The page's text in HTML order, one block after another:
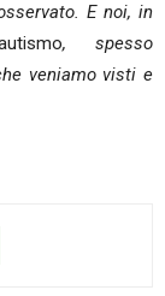
E noi, in
, spesso
veniamo visti e